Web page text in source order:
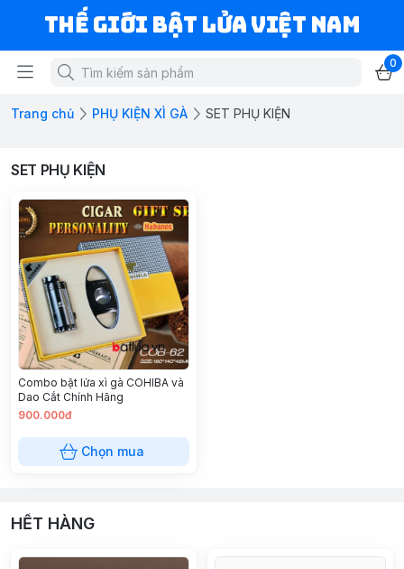
Thế Giới Bật Lửa Việt Nam
0
Trang chủ PHỤ KIỆN XÌ GÀ SET PHỤ KIỆN
SET PHỤ KIỆN
Combo bật lửa xì gà COHIBA và
Dao Cắt Chính Hãng
900.000đ
Chọn mua
HẾT HÀNG